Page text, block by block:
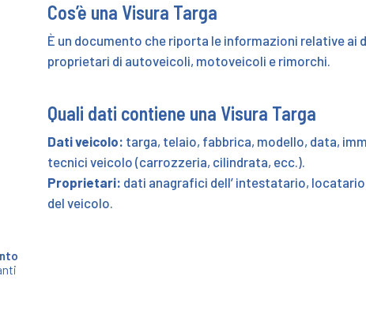
Cos’è una Visura Targa
È un documento che riporta le informazioni relative ai
proprietari di autoveicoli, motoveicoli e rimorchi.
Quali dati contiene una Visura Targa
Dati veicolo: targa, telaio, fabbrica, modello, data,
tecnici veicolo (carrozzeria, cilindrata, ecc.).
Proprietari: dati anagrafici dell’ intestatario,
del veicolo.